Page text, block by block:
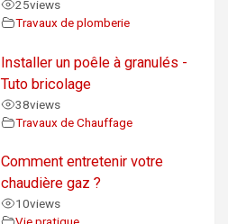
25views
Travaux de plomberie
Installer un poêle à granulés -
Tuto bricolage
38views
Travaux de Chauffage
Comment entretenir votre
chaudière gaz ?
10views